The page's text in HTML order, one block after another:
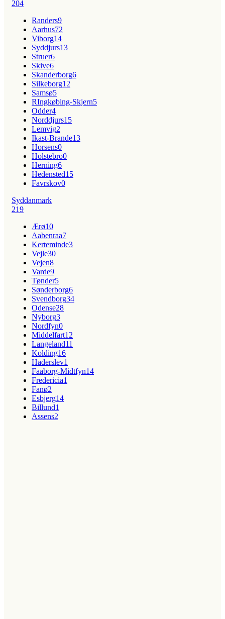
204
Randers9
Aarhus72
Viborg14
Syddjurs13
Struer6
Skive6
Skanderborg6
Silkeborg12
Samsø5
RIngkøbing-Skjern5
Odder4
Norddjurs15
Lemvig2
Ikast-Brande13
Horsens0
Holstebro0
Herning6
Hedensted15
Favrskov0
Syddanmark
219
Ærø10
Aabenraa7
Kerteminde3
Vejle30
Vejen8
Varde9
Tønder5
Sønderborg6
Svendborg34
Odense28
Nyborg3
Nordfyn0
Middelfart12
Langeland11
Kolding16
Haderslev1
Faaborg-Midtfyn14
Fredericia1
Fanø2
Esbjerg14
Billund1
Assens2